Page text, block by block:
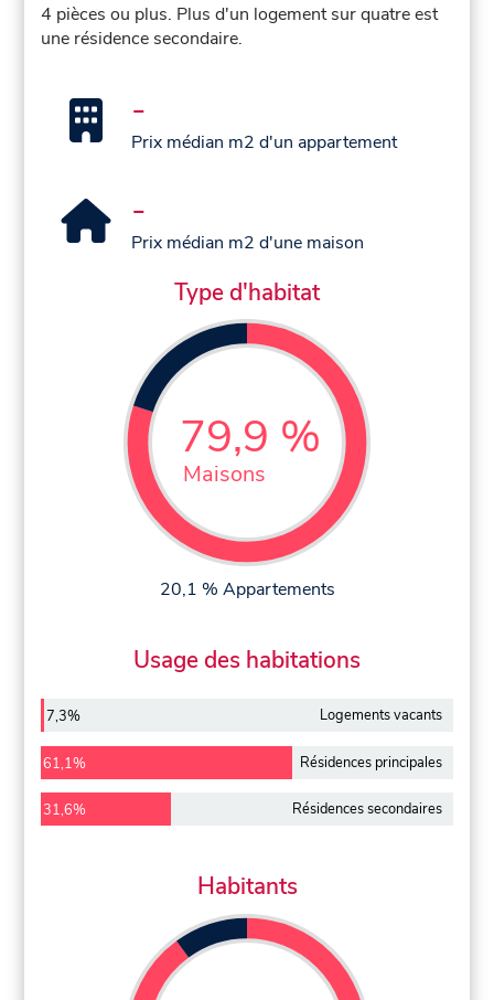
4 pièces ou plus. Plus d'un logement sur quatre est
une résidence secondaire.
-
Prix médian m2 d'un appartement
-
Prix médian m2 d'une maison
Type d'habitat
79,9 %
Maisons
20,1 % Appartements
Usage des habitations
7,3% Logements vacants
61,1% Résidences principales
31,6% Résidences secondaires
Habitants